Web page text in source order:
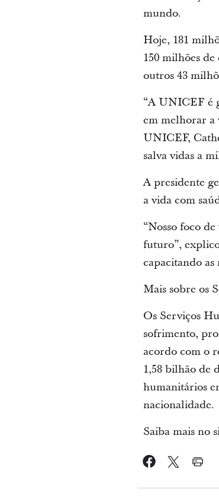
mundo.
Hoje, 181
150 milhões
outros 43
“A UNICEF é
em melhorar a
UNICEF,
salva vidas a
A presidente
a vida com
“Nosso foco
futuro”,
capacitando
Mais sobre os
Os Serviços
sofrimento,
acordo com o
1,58 bilhão de
humanitários
nacionalidade.
Saiba mais no